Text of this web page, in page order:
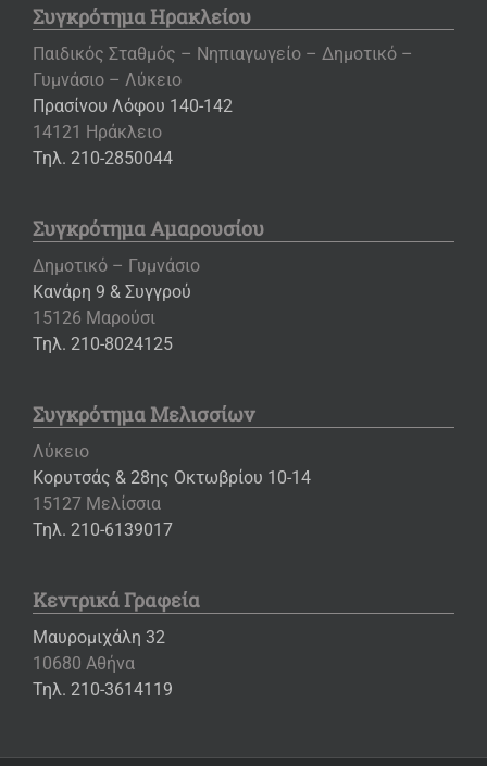
Συγκρότημα Ηρακλείου
Παιδικός Σταθμός – Νηπιαγωγείο – Δημοτικό –
Γυμνάσιο – Λύκειο
Πρασίνου Λόφου 140-142
14121 Ηράκλειο
Τηλ. 210-2850044
Συγκρότημα Αμαρουσίου
Δημοτικό – Γυμνάσιο
Κανάρη 9 & Συγγρού
15126 Μαρούσι
Τηλ. 210-8024125
Συγκρότημα Μελισσίων
Λύκειο
Κορυτσάς & 28ης Οκτωβρίου 10-14
15127 Μελίσσια
Τηλ. 210-6139017
Κεντρικά Γραφεία
Μαυρομιχάλη 32
10680 Αθήνα
Τηλ. 210-3614119